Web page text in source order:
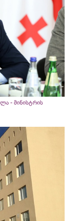
- მინისტრის